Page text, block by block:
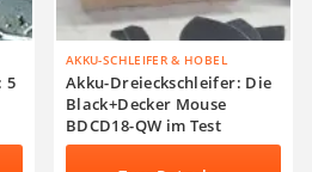
5
AKKU-SCHLEIFER & HOBEL
Akku-Dreieckschleifer: Die
Black+Decker Mouse
BDCD18-QW im Test